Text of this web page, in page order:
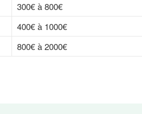
300€ à 800€
400€ à 1000€
800€ à 2000€